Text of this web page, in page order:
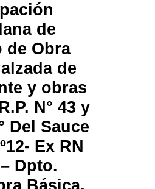
de
de Obra
de
y obras
N° 43 y
Del Sauce
Ex RN
Dpto.